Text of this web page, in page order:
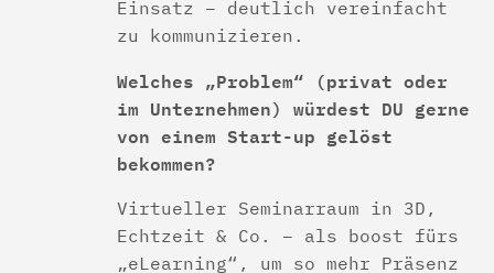
Einsatz – deutlich vereinfacht
zu kommunizieren.
Welches „Problem“ (privat oder
im Unternehmen) würdest DU gerne
von einem Start-up gelöst
bekommen?
Virtueller Seminarraum in 3D,
Echtzeit & Co. – als boost fürs
„eLearning“, um so mehr Präsenz